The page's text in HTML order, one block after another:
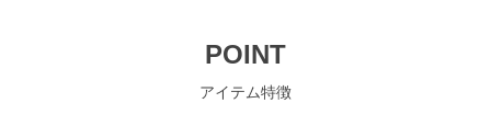
POINT
アイテム特徴